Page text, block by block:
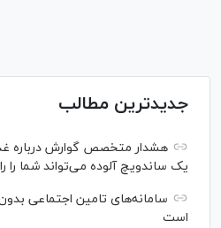
جدیدترین مطالب
هشدار متخصص گوارش درباره
یک ساندویچ آلوده می‌تواند شما را
سامانه‌های تامین اجتماعی
است